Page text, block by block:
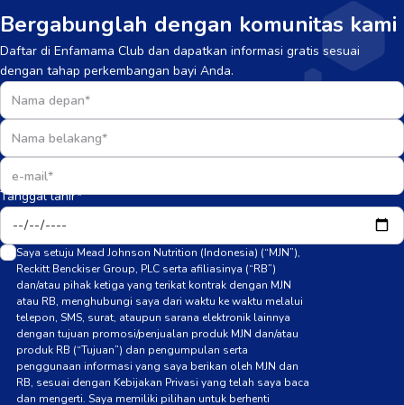
Bergabunglah dengan komunitas kami
Daftar di Enfamama Club dan dapatkan informasi gratis sesuai
dengan tahap perkembangan bayi Anda.
Tanggal lahir*
Saya setuju Mead Johnson Nutrition (Indonesia) (“MJN”),
Reckitt Benckiser Group, PLC serta afiliasinya (“RB”)
dan/atau pihak ketiga yang terikat kontrak dengan MJN
atau RB, menghubungi saya dari waktu ke waktu melalui
telepon, SMS, surat, ataupun sarana elektronik lainnya
dengan tujuan promosi/penjualan produk MJN dan/atau
produk RB (“Tujuan”) dan pengumpulan serta
penggunaan informasi yang saya berikan oleh MJN dan
RB, sesuai dengan Kebijakan Privasi yang telah saya baca
dan mengerti. Saya memiliki pilihan untuk berhenti